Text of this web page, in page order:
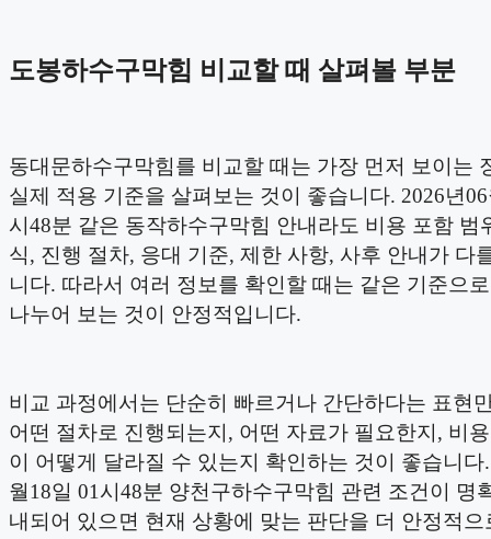
도봉하수구막힘 비교할 때 살펴볼 부분
동대문하수구막힘를 비교할 때는 가장 먼저 보이는
실제 적용 기준을 살펴보는 것이 좋습니다. 2026년
시48분 같은 동작하수구막힘 안내라도 비용 포함 범
식, 진행 절차, 응대 기준, 제한 사항, 사후 안내가 다
니다. 따라서 여러 정보를 확인할 때는 같은 기준으
나누어 보는 것이 안정적입니다.
비교 과정에서는 단순히 빠르거나 간단하다는 표현
어떤 절차로 진행되는지, 어떤 자료가 필요한지, 비
이 어떻게 달라질 수 있는지 확인하는 것이 좋습니다
월18일 01시48분 양천구하수구막힘 관련 조건이 명
내되어 있으면 현재 상황에 맞는 판단을 더 안정적으